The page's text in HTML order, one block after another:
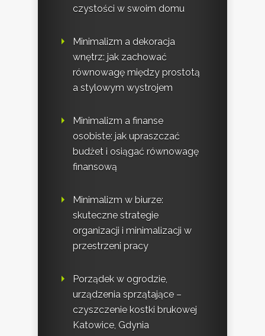
czystości w swoim domu
Minimalizm a dekoracja
wnętrz: jak zachować
równowagę między prostotą
a stylowym wystrojem
Minimalizm a finanse
osobiste: jak upraszczać
budżet i osiągać równowagę
finansową
Minimalizm w biurze:
skuteczne strategie
organizacji i minimalizacji w
przestrzeni pracy
Porządek w ogrodzie,
urządzenia sprzątające –
czyszczenie kostki brukowej
Katowice, Gdynia